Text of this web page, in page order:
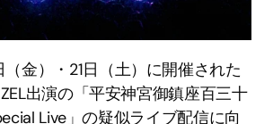
金）・21日（土）に開催された
出演の「平安神宮御鎮座百三十
Live」の疑似ライブ配信に向